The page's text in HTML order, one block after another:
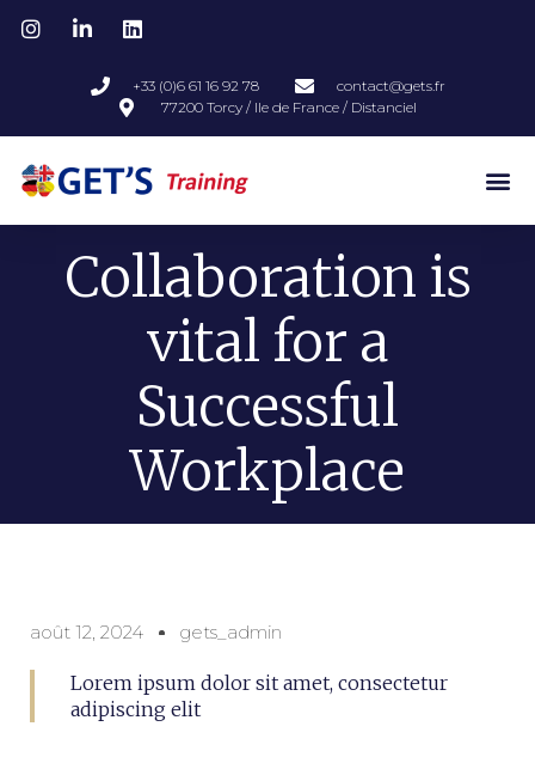
+33 (0)6 61 16 92 78
contact@gets.fr
77200 Torcy / Ile de France / Distanciel
Collaboration is
vital for a
Successful
Workplace
août 12, 2024 gets_admin
Lorem ipsum dolor sit amet, consectetur
adipiscing elit